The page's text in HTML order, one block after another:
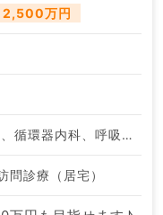
2,500万円
泌尿器科、一般内科、循環器内科、呼吸器内科、消化器内科、内分泌・代謝内科
問診療（居宅）